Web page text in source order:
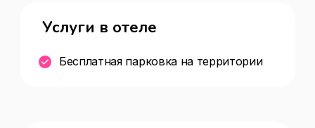
Услуги в отеле
Бесплатная парковка на территории